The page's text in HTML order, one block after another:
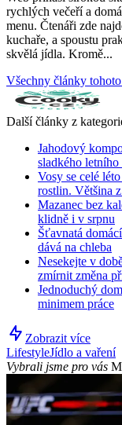
rychlých večeří a
menu. Čtenáři zde
kuchaře, a spoustu
skvělá jídla. Kromě...
Všechny články
Další články z
Jahodový
sladkého
Vosy se celé
rostlin. Většina
Mazanec bez
klidně i v srpnu
Šťavnatá
dává na chleba
Nesekejte v
zmírnit změna
Jednoduchý
minimem práce
Zobrazit více
LifestyleJídlo a vaření
Vybrali jsme pro vás